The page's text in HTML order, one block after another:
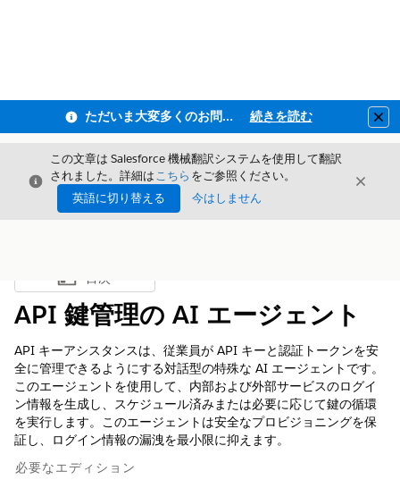
ただいま大変多くのお問い合わせをいただいており、ご連絡までにお時間を頂戴しております 続きを読む
閉じる
この文章は Salesforce 機械翻訳システムを使用して翻訳
されました。詳細はこちら をご参照ください。
英語に切り替える
今はしません
閉じる
目次を表示
目次
API 鍵管理の AI エージェント
API キーアシスタンスは、従業員が API キーと認証トークンを安
全に管理できるようにする対話型の特殊な AI エージェントです。
このエージェントを使用して、内部および外部サービスのログイ
ン情報を生成し、スケジュール済みまたは必要に応じて鍵の循環
を実行します。このエージェントは安全なプロビジョニングを保
証し、ログイン情報の漏洩を最小限に抑えます。
必要なエディション